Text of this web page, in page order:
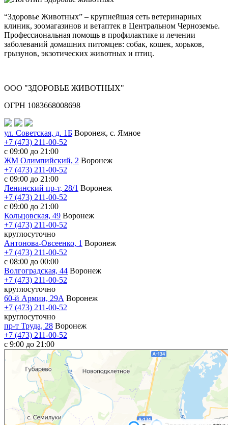
“Здоровье Животных” – крупнейшая сеть ветеринарных
клиник, зоомагазинов и ветаптек в Центральном Черноземье.
Профессиональная помощь в профилактике и лечении
заболеваний домашних питомцев: собак, кошек, хорьков,
грызунов, экзотических животных и птиц.
ООО "ЗДОРОВЬЕ ЖИВОТНЫХ"
ОГРН 1083668008698
ул. Советская, д. 1Б Воронеж, с. Ямное
+7 (473) 211-00-52
с 09:00 до 21:00
ЖМ Олимпийский, 2 Воронеж
+7 (473) 211-00-52
с 09:00 до 21:00
Ленинский пр-т, 28/1 Воронеж
+7 (473) 211-00-52
с 09:00 до 21:00
Кольцовская, 49 Воронеж
+7 (473) 211-00-52
круглосуточно
Антонова-Овсеенко, 1 Воронеж
+7 (473) 211-00-52
с 08:00 до 00:00
Волгоградская, 44 Воронеж
+7 (473) 211-00-52
круглосуточно
60-й Армии, 29А Воронеж
+7 (473) 211-00-52
круглосуточно
пр-т Труда, 28 Воронеж
+7 (473) 211-00-52
c 9:00 до 21:00